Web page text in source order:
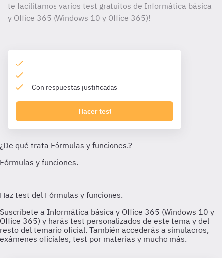
te facilitamos varios test gratuitos de Informática básica
y Office 365 (Windows 10 y Office 365)!
Con respuestas justificadas
Hacer test